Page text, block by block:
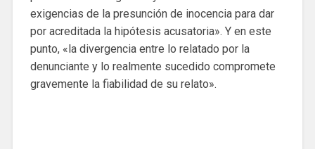
exigencias de la presunción de inocencia para dar
por acreditada la hipótesis acusatoria». Y en este
punto, «la divergencia entre lo relatado por la
denunciante y lo realmente sucedido compromete
gravemente la fiabilidad de su relato».